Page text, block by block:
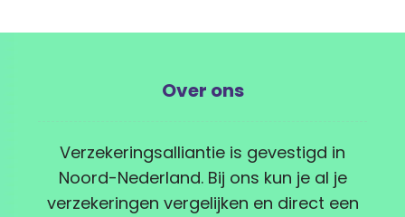
Noord-Nederland. Bij ons kun je al je
verzekeringen vergelijken en direct een
verzekering afsluiten. Vergelijk je